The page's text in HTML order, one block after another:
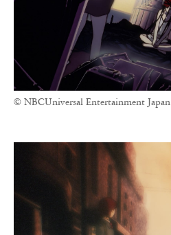
© NBCUniversal Entertainment Japan